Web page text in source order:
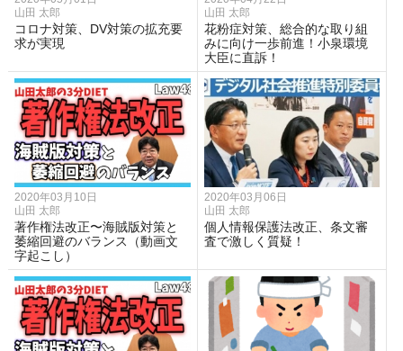
山田 太郎
コロナ対策、DV対策の拡充要
求が実現
山田 太郎
花粉症対策、総合的な取り組
みに向け一歩前進！小泉環境
大臣に直訴！
2020年03月10日
山田 太郎
著作権法改正〜海賊版対策と
萎縮回避のバランス（動画文
字起こし）
2020年03月06日
山田 太郎
個人情報保護法改正、条文審
査で激しく質疑！